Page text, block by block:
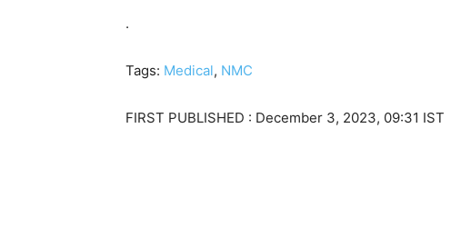
.
Tags: Medical, NMC
FIRST PUBLISHED : December 3, 2023, 09:31 IST